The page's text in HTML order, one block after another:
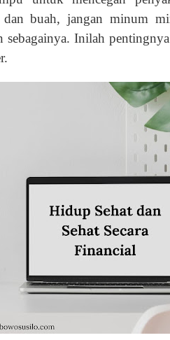
buah, jangan minum
sebagainya. Inilah